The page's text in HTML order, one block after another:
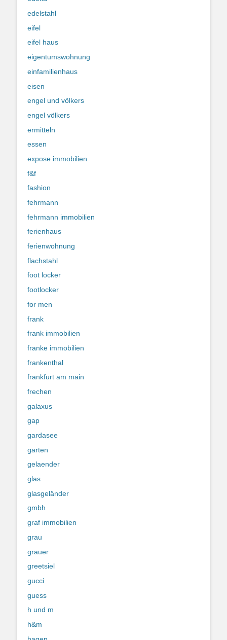
edelstahl
eifel
eifel haus
eigentumswohnung
einfamilienhaus
eisen
engel und völkers
engel völkers
ermitteln
essen
expose immobilien
f&f
fashion
fehrmann
fehrmann immobilien
ferienhaus
ferienwohnung
flachstahl
foot locker
footlocker
for men
frank
frank immobilien
franke immobilien
frankenthal
frankfurt am main
frechen
galaxus
gap
gardasee
garten
gelaender
glas
glasgeländer
gmbh
graf immobilien
grau
grauer
greetsiel
gucci
guess
h und m
h&m